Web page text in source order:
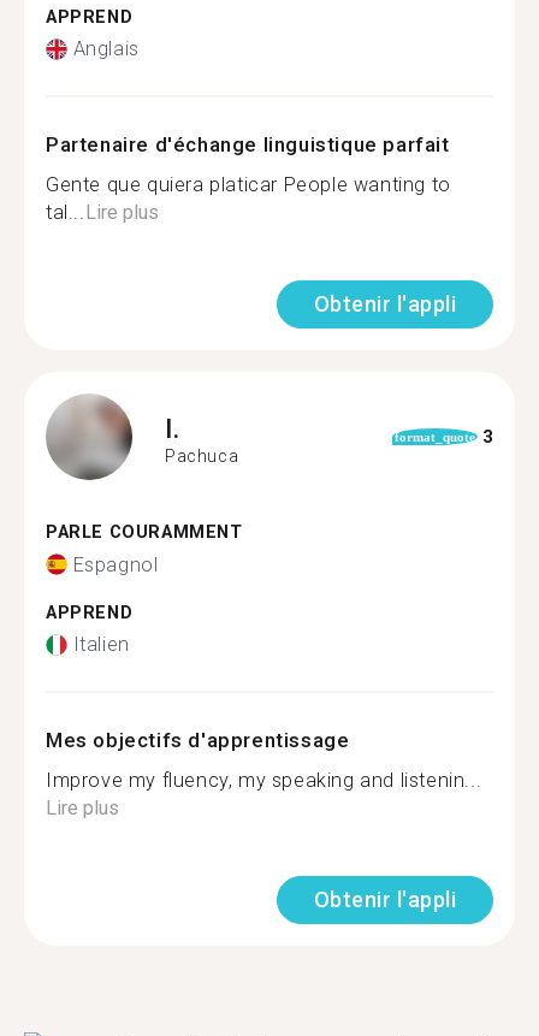
APPREND
Anglais
Partenaire d'échange linguistique parfait
Gente que quiera platicar People wanting to
tal...Lire plus
Obtenir l'appli
I.
Pachuca
format_quote 3
PARLE COURAMMENT
Espagnol
APPREND
Italien
Mes objectifs d'apprentissage
Improve my fluency, my speaking and listenin...
Lire plus
Obtenir l'appli